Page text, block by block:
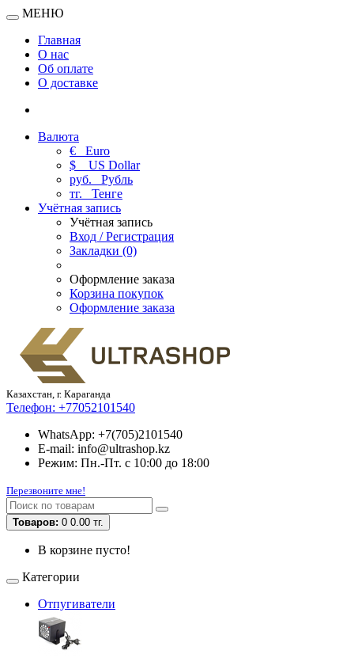
МЕНЮ
Главная
О нас
Об оплате
О доставке
Валюта
€ Euro
$
US Dollar
руб. Рубль
тг. Тенге
Учётная запись
Учётная запись
Вход / Регистрация
Закладки (0)
Оформление заказа
Корзина покупок
Оформление заказа
Казахстан, г. Караганда
Телефон: +77052101540
WhatsApp: +7(705)2101540
E-mail: info@ultrashop.kz
Режим: Пн.-Пт. с 10:00 до 18:00
Перезвоните мне!
Товаров: 0 0.00 тг.
В корзине пусто!
Категории
Отпугиватели